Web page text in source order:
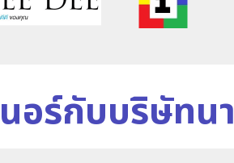
อร์กับบริษัทน